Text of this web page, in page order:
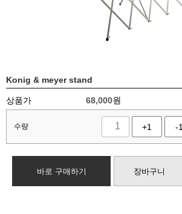
Konig & meyer stand
상품가 68,000원
수량 +1 -1
바로 구매하기 장바구니